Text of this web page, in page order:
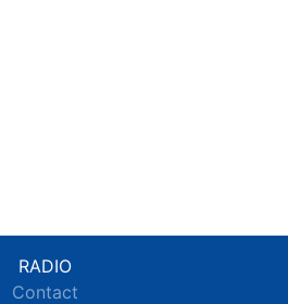
RADIO
Contact